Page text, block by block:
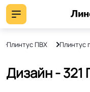
Плинтус ПВХ Плинтус
Дизайн -